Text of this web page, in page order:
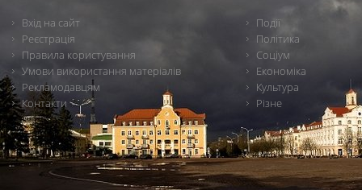
Вхід на сайт
Реєстрація
Правила користування
Умови використання матеріалів
Рекламодавцям
Контакти
Події
Політика
Соціум
Економіка
Культура
Різне